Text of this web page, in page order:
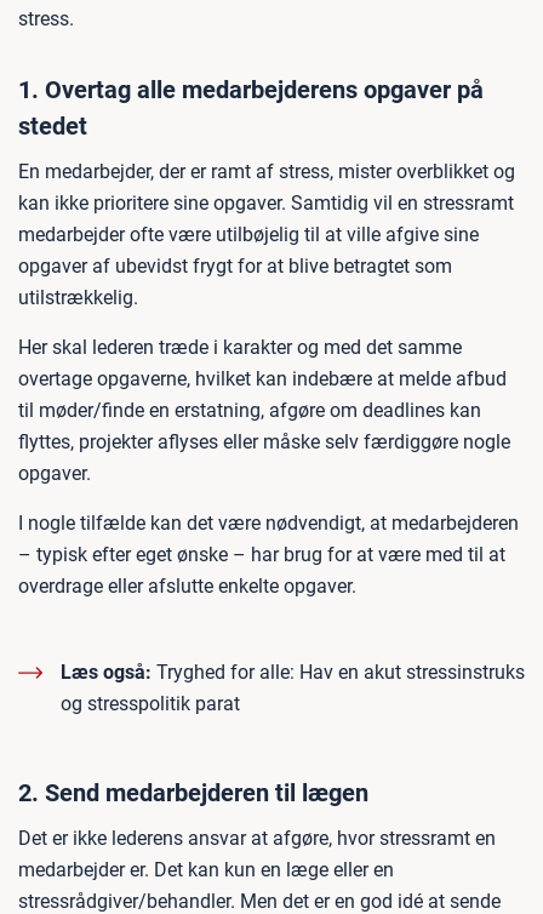
stress.
1. Overtag alle medarbejderens opgaver på
stedet
En medarbejder, der er ramt af stress, mister overblikket og
kan ikke prioritere sine opgaver. Samtidig vil en stressramt
medarbejder ofte være utilbøjelig til at ville afgive sine
opgaver af ubevidst frygt for at blive betragtet som
utilstrækkelig.
Her skal lederen træde i karakter og med det samme
overtage opgaverne, hvilket kan indebære at melde afbud
til møder/finde en erstatning, afgøre om deadlines kan
flyttes, projekter aflyses eller måske selv færdiggøre nogle
opgaver.
I nogle tilfælde kan det være nødvendigt, at medarbejderen
– typisk efter eget ønske – har brug for at være med til at
overdrage eller afslutte enkelte opgaver.
Læs også: Tryghed for alle: Hav en akut stressinstruks
og stresspolitik parat
2. Send medarbejderen til lægen
Det er ikke lederens ansvar at afgøre, hvor stressramt en
medarbejder er. Det kan kun en læge eller en
stressrådgiver/behandler. Men det er en god idé at sende